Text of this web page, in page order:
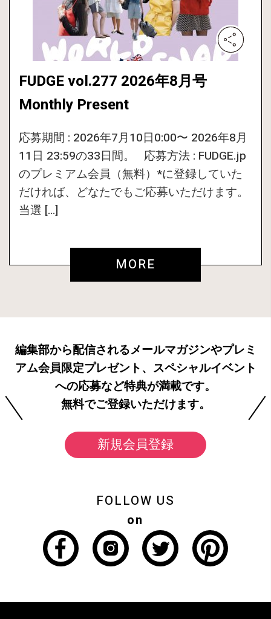
FUDGE vol.277 2026年8月号
Monthly Present
応募期間 : 2026年7月10日0:00〜 2026年8月
11日 23:59の33日間。 応募方法 : FUDGE.jp
のプレミアム会員（無料）*に登録していた
だければ、どなたでもご応募いただけます。
当選 […]
MORE
編集部から配信されるメールマガジンやプレミ
アム会員限定プレゼント、スペシャルイベント
への応募など特典が満載です。
無料でご登録いただけます。
新規会員登録
FOLLOW US
on